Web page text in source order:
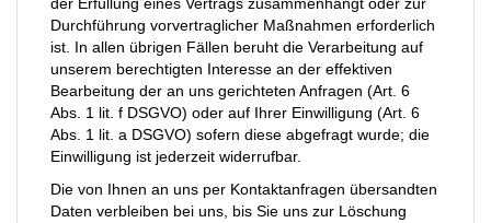
der Erfüllung eines Vertrags zusammenhängt oder zur
Durchführung vorvertraglicher Maßnahmen erforderlich
ist. In allen übrigen Fällen beruht die Verarbeitung auf
unserem berechtigten Interesse an der effektiven
Bearbeitung der an uns gerichteten Anfragen (Art. 6
Abs. 1 lit. f DSGVO) oder auf Ihrer Einwilligung (Art. 6
Abs. 1 lit. a DSGVO) sofern diese abgefragt wurde; die
Einwilligung ist jederzeit widerrufbar.
Die von Ihnen an uns per Kontaktanfragen übersandten
Daten verbleiben bei uns, bis Sie uns zur Löschung